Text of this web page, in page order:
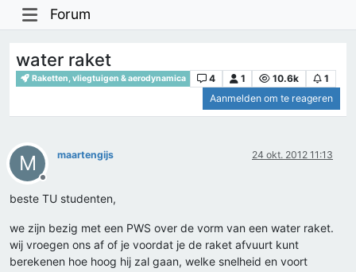
Forum
water raket
Raketten, vliegtuigen & aerodynamica 4 1 10.6k
1
Aanmelden om te reageren
M
Offline
maartengijs 24 okt. 2012 11:13
beste TU studenten,
we zijn bezig met een PWS over de vorm van een water raket.
wij vroegen ons af of je voordat je de raket afvuurt kunt
berekenen hoe hoog hij zal gaan, welke snelheid en voort